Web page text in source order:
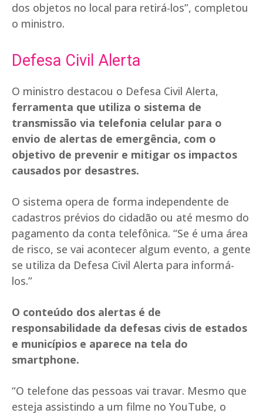
dos objetos no local para retirá-los”, completou
o ministro.
Defesa Civil Alerta
O ministro destacou o Defesa Civil Alerta,
ferramenta que utiliza o sistema de
transmissão via telefonia celular para o
envio de alertas de emergência, com o
objetivo de prevenir e mitigar os impactos
causados por desastres.
O sistema opera de forma independente de
cadastros prévios do cidadão ou até mesmo do
pagamento da conta telefônica. “Se é uma área
de risco, se vai acontecer algum evento, a gente
se utiliza da Defesa Civil Alerta para informá-
los.”
O conteúdo dos alertas é de
responsabilidade da defesas civis de estados
e municípios e aparece na tela do
smartphone.
“O telefone das pessoas vai travar. Mesmo que
esteja assistindo a um filme no YouTube, o